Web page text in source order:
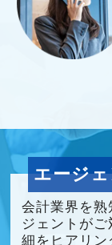
エージ
会計業界を熟
ジェントが
細をヒアリ